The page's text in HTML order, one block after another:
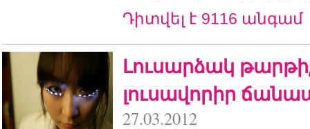
Դիտվել է 9116 անգամ
Լուսարձակ
լուսավորիր
27.03.2012